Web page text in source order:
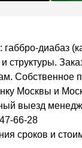
диабаз
структуры.
Собственное
Москвы и
выезд
66-28
сроков и